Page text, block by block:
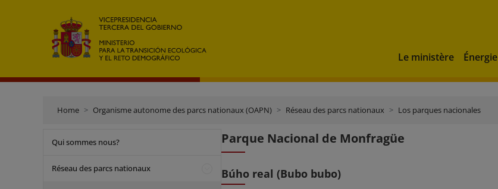
Le ministère Énergie
Home Organisme autonome des parcs nationaux (OAPN) Réseau des parcs nationaux Los parques nacionales
Qui sommes nous?
Réseau des parcs nationaux
Parque Nacional de Monfragüe
Búho real (Bubo bubo)